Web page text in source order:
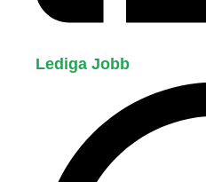
Lediga Jobb